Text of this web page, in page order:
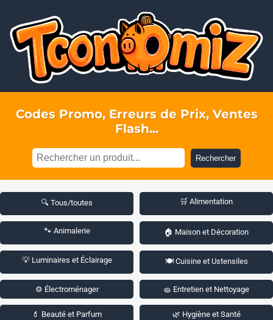
Codes Promo, Erreurs de Prix, Ventes
Flash...
Rechercher
🔍 Tous/toutes 🛒 Alimentation
🐾 Animalerie 🏠 Maison et Décoration
💡 Luminaires et Éclairage 🍽️ Cuisine et Ustensiles
⚙️ Électroménager 🧽 Entretien et Nettoyage
💄 Beauté et Parfum 🌿 Hygiène et Santé